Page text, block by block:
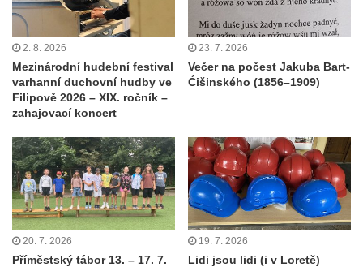
2. 8. 2026
Mezinárodní hudební festival
varhanní duchovní hudby ve
Filipově 2026 – XIX. ročník –
zahajovací koncert
23. 7. 2026
Večer na počest Jakuba Bart-
Ćišinského (1856–1909)
20. 7. 2026
Příměstský tábor 13. – 17. 7.
19. 7. 2026
Lidi jsou lidi (i v Loretě)